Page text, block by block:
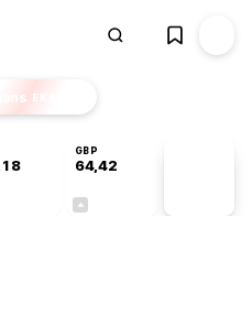
EKSTRA
GBP
64,42